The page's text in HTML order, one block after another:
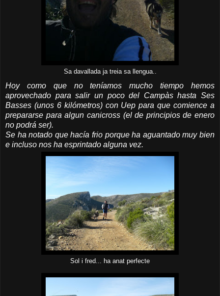
Sa davallada ja treia sa llengua..
Hoy como que no teníamos mucho tiempo hemos
aprovechado para salir un poco del Campàs hasta Ses
Basses (unos 6 kilómetros) con Uep para que comience a
prepararse para algun canicross (el de principios de enero
no podrá ser).
Se ha notado que hacía frio porque ha aguantado muy bien
e incluso nos ha esprintado alguna vez.
Sol i fred... ha anat perfecte